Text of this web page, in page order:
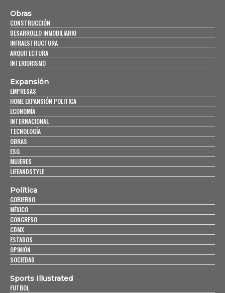
Obras
CONSTRUCCIÓN
DESARROLLO INMOBILIARIO
INFRAESTRUCTURA
ARQUITECTURA
INTERIORISMO
Expansión
EMPRESAS
HOME EXPANSIÓN POLITICA
ECONOMÍA
INTERNACIONAL
TECNOLOGÍA
OBRAS
ESG
MUJERES
LIFEANDSTYLE
Política
GOBIERNO
MÉXICO
CONGRESO
CDMX
ESTADOS
OPINIÓN
SOCIEDAD
Sports Illustrated
FUTBOL